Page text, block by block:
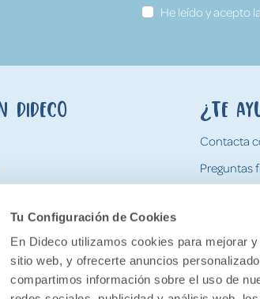
Tu Configuración de Cookies
En Dideco utilizamos cookies para mejorar
sitio web, y ofrecerte anuncios
compartimos información sobre el uso de
He leído y acepto la
Dideco ¿Te
Contacta
Preguntas